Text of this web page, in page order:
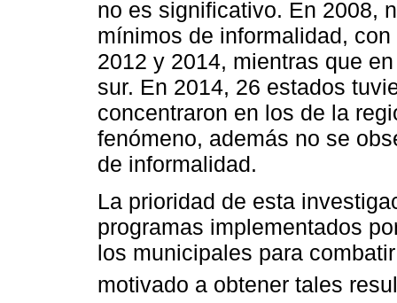
no es significativo. En 2008,
mínimos de informalidad,
2012 y 2014, mientras que
sur. En 2014, 26 estados
concentraron en los de la
fenómeno, además no se
de informalidad.
La prioridad de esta
programas implementados
los municipales para
motivado a obtener tales